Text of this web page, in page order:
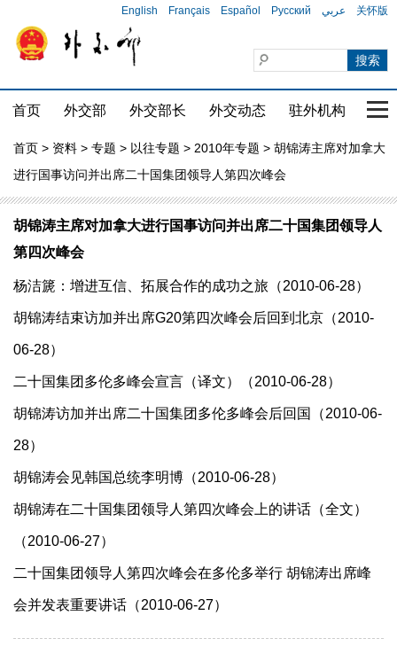
English Français Español Русский عربي 关怀版
首页 外交部 外交部长 外交动态 驻外机构 国
首页 > 资料 > 专题 > 以往专题 > 2010年专题 > 胡锦涛主席对加拿大
进行国事访问并出席二十国集团领导人第四次峰会
胡锦涛主席对加拿大进行国事访问并出席二十国集团领导人
第四次峰会
杨洁篪：增进互信、拓展合作的成功之旅（2010-06-28）
胡锦涛结束访加并出席G20第四次峰会后回到北京（2010-
06-28）
二十国集团多伦多峰会宣言（译文）（2010-06-28）
胡锦涛访加并出席二十国集团多伦多峰会后回国（2010-06-
28）
胡锦涛会见韩国总统李明博（2010-06-28）
胡锦涛在二十国集团领导人第四次峰会上的讲话（全文）
（2010-06-27）
二十国集团领导人第四次峰会在多伦多举行 胡锦涛出席峰
会并发表重要讲话（2010-06-27）